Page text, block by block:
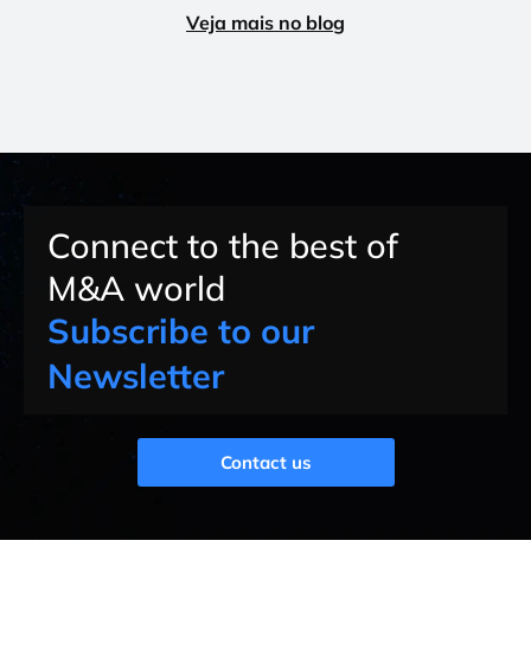
Veja mais no blog
Connect to the best of
M&A world
Subscribe to our
Newsletter
Contact us